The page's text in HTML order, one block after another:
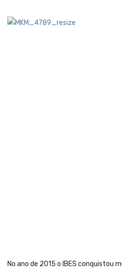
No ano de 2015 o IBES conquistou